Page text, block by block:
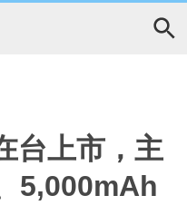
台上市，主
5,000mAh